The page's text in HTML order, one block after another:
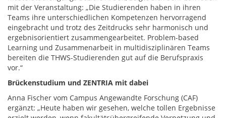
mit der Veranstaltung: „Die Studierenden haben in ihren
Teams ihre unterschiedlichen Kompetenzen hervorragend
eingebracht und trotz des Zeitdrucks sehr harmonisch und
ergebnisorientiert zusammengearbeitet. Problem-based
Learning und Zusammenarbeit in multidisziplinären Teams
bereiten die THWS-Studierenden gut auf die Berufspraxis
vor.“
Brückenstudium und ZENTRIA mit dabei
Anna Fischer vom Campus Angewandte Forschung (CAF)
ergänzt: „Heute haben wir gesehen, welche tollen Ergebnisse